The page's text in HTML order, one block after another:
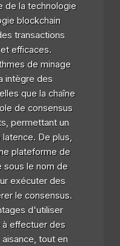
de la technologie
blockchain
transactions
efficaces.
de minage
intègre des
que la chaîne
de consensus
permettant un
De plus,
plateforme de
sous le nom de
exécuter des
le consensus.
d'utiliser
à effectuer des
tout en